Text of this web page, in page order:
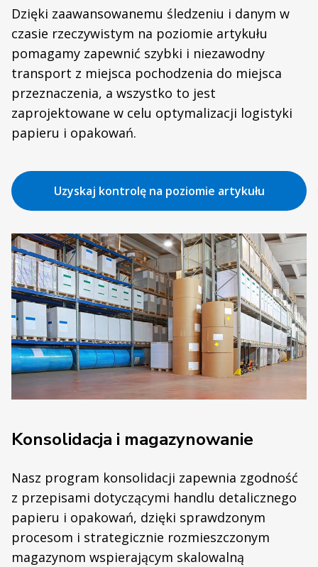
Dzięki zaawansowanemu śledzeniu i danym w
czasie rzeczywistym na poziomie artykułu
pomagamy zapewnić szybki i niezawodny
transport z miejsca pochodzenia do miejsca
przeznaczenia, a wszystko to jest
zaprojektowane w celu optymalizacji logistyki
papieru i opakowań.
Uzyskaj kontrolę na poziomie artykułu
Konsolidacja i magazynowanie
Nasz program konsolidacji zapewnia zgodność
z przepisami dotyczącymi handlu detalicznego
papieru i opakowań, dzięki sprawdzonym
procesom i strategicznie rozmieszczonym
magazynom wspierającym skalowalną